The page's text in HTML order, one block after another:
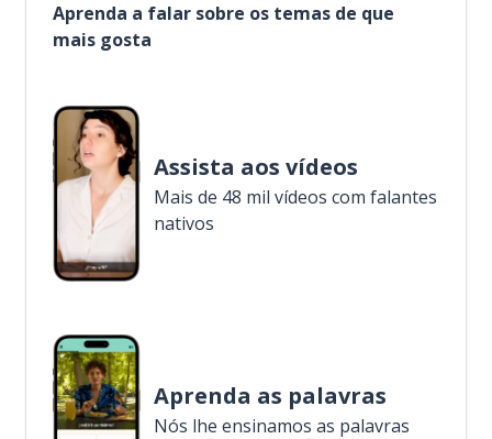
Aprenda a falar sobre os temas de que
mais gosta
Assista aos vídeos
Mais de 48 mil vídeos com falantes
nativos
Aprenda as palavras
Nós lhe ensinamos as palavras